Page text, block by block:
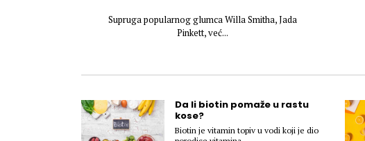
Supruga popularnog glumca Willa Smitha, Jada
Pinkett, već...
Da li biotin pomaže u rastu
kose?
Biotin je vitamin topiv u vodi koji je dio